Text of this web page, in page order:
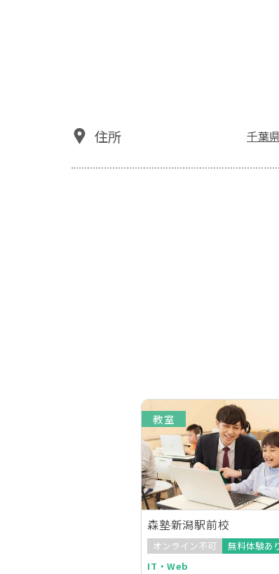
住所 千葉
教室
森塾新潟駅前校
オンライン不可
無料体験あ
IT・Web